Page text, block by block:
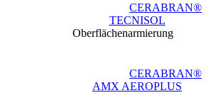
CERABRAN®
TECNISOL
Oberflächenarmierung
CERABRAN®
AMX AEROPLUS